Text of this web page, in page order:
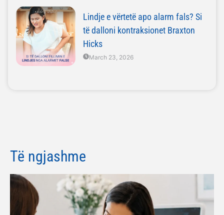
Lindje e vërtetë apo alarm fals? Si
të dalloni kontraksionet Braxton
Hicks
March 23, 2026
Të ngjashme